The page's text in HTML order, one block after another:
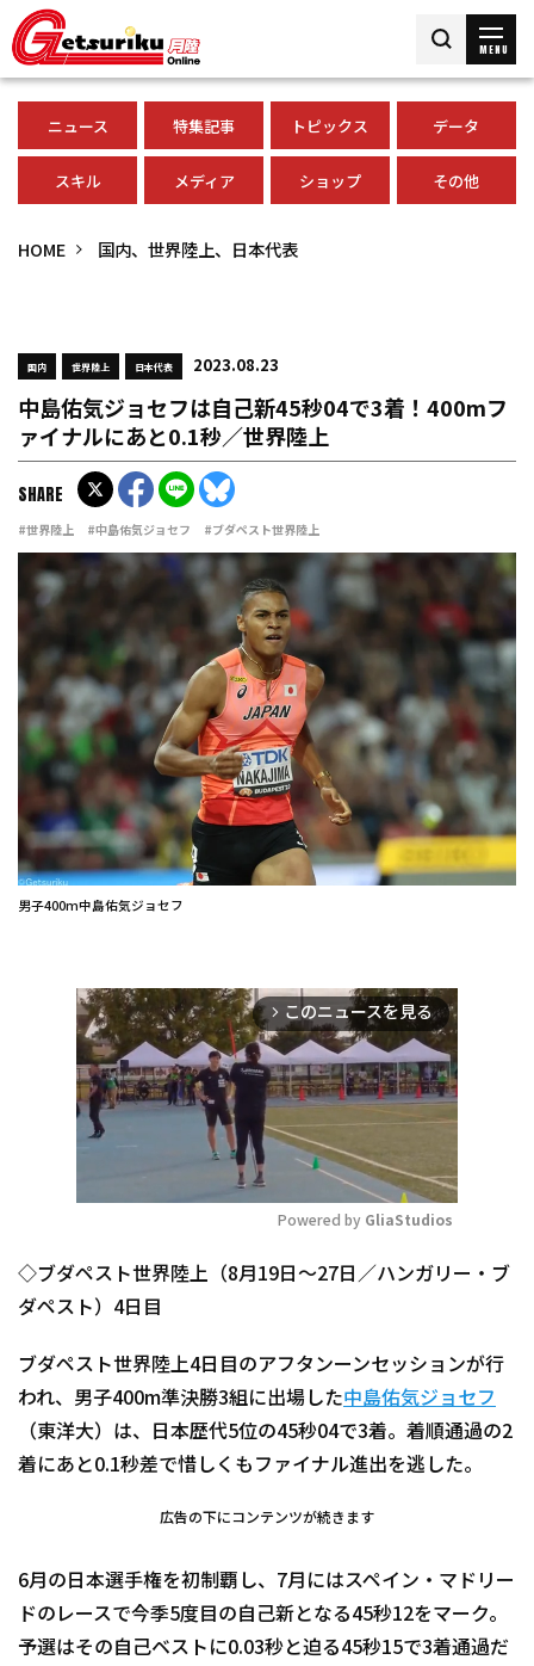
MENU
ニュース 特集記事 トピックス データ
スキル メディア ショップ その他
HOME 国内、世界陸上、日本代表
国内 世界陸上 日本代表 2023.08.23
中島佑気ジョセフは自己新45秒04で3着！400mフ
ァイナルにあと0.1秒／世界陸上
#世界陸上 #中島佑気ジョセフ #ブダペスト世界陸上
SHARE
男子400m中島佑気ジョセフ
arrow_forward_ios このニュースを見る
Mute
Powered by GliaStudios
◇ブダペスト世界陸上（8月19日～27日／ハンガリー・ブ
ダペスト）4日目
ブダペスト世界陸上4日目のアフタンーンセッションが行
われ、男子400m準決勝3組に出場した中島佑気ジョセフ
（東洋大）は、日本歴代5位の45秒04で3着。着順通過の2
着にあと0.1秒差で惜しくもファイナル進出を逃した。
広告の下にコンテンツが続きます
6月の日本選手権を初制覇し、7月にはスペイン・マドリー
ドのレースで今季5度目の自己新となる45秒12をマーク。
予選はその自己ベストに0.03秒と迫る45秒15で3着通過だ